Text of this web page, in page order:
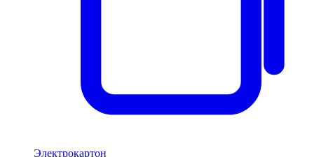
Электрокартон